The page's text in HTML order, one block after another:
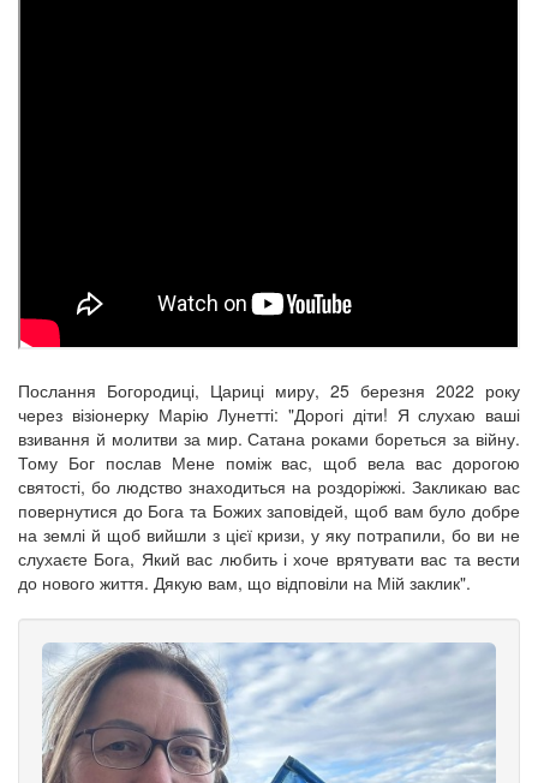
Послання Богородиці, Цариці миру, 25 березня 2022 року
через візіонерку Марію Лунетті: "Дорогі діти! Я слухаю ваші
взивання й молитви за мир. Сатана роками бореться за війну.
Тому Бог послав Мене поміж вас, щоб вела вас дорогою
святості, бо людство знаходиться на роздоріжжі. Закликаю вас
повернутися до Бога та Божих заповідей, щоб вам було добре
на землі й щоб вийшли з цієї кризи, у яку потрапили, бо ви не
слухаєте Бога, Який вас любить і хоче врятувати вас та вести
до нового життя. Дякую вам, що відповіли на Мій заклик".